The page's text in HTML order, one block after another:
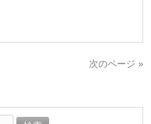
次のページ »